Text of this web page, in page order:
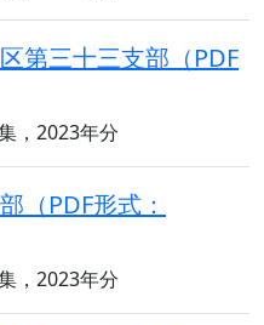
第三十三支部（PDF
，2023年分
（PDF形式：
，2023年分